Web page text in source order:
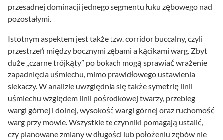
przesadnej dominacji jednego segmentu łuku zębowego nad
pozostałymi.
Istotnym aspektem jest także tzw. corridor buccalny, czyli
przestrzeń między bocznymi zębami a kącikami warg. Zbyt
duże „czarne trójkąty” po bokach mogą sprawiać wrażenie
zapadnięcia uśmiechu, mimo prawidłowego ustawienia
siekaczy. W analizie uwzględnia się także symetrię linii
uśmiechu względem linii pośrodkowej twarzy, przebieg
wargi górnej i dolnej, wysokość wargi górnej oraz ruchomość
warg przy mowie. Wszystkie te czynniki pomagają ustalić,
czy planowane zmiany w długości lub położeniu zębów nie